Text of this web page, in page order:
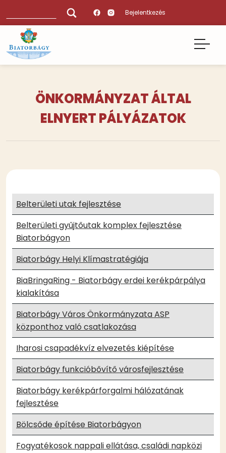
tartalomra
Bejelentkezés
ÖNKORMÁNYZAT ÁLTAL
ELNYERT PÁLYÁZATOK
Tartalmi
Belterületi utak fejlesztése
Belterületi gyűjtőutak komplex fejlesztése
Biatorbágyon
Biatorbágy Helyi Klímastratégiája
BiaBringaRing - Biatorbágy erdei kerékpárpálya
kialakítása
Biatorbágy Város Önkormányzata ASP
központhoz való csatlakozása
Iharosi csapadékvíz elvezetés kiépítése
Biatorbágy funkcióbővítő városfejlesztése
Biatorbágy kerékpárforgalmi hálózatának
fejlesztése
Bölcsőde építése Biatorbágyon
Fogyatékosok nappali ellátása, családi napközi